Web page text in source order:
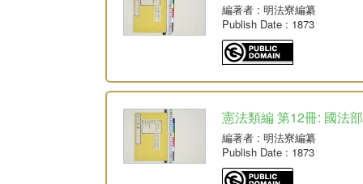
編著者 : 明法寮編纂
Publish Date : 1873
憲法類編 第12冊: 國法
編著者 : 明法寮編纂
Publish Date : 1873